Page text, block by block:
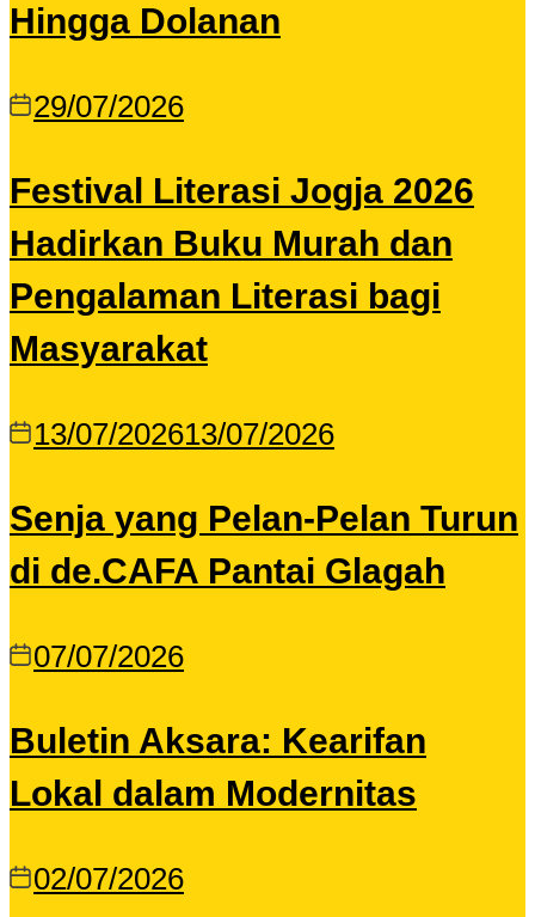
Hingga Dolanan
29/07/2026
Festival Literasi Jogja 2026
Hadirkan Buku Murah dan
Pengalaman Literasi bagi
Masyarakat
13/07/202613/07/2026
Senja yang Pelan-Pelan Turun
di de.CAFA Pantai Glagah
07/07/2026
Buletin Aksara: Kearifan
Lokal dalam Modernitas
02/07/2026